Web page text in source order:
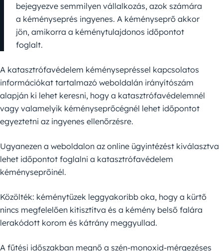
bejegyezve semmilyen vállalkozás, azok számára
a kéményseprés ingyenes. A kéményseprő akkor
jön, amikorra a kéménytulajdonos időpontot
foglalt.
A katasztrófavédelem kéménysepréssel kapcsolatos
információkat tartalmazó weboldalán irányítószám
alapján ki lehet keresni, hogy a katasztrófavédelemnél
vagy valamelyik kéményseprőcégnél lehet időpontot
egyeztetni az ingyenes ellenőrzésre.
Ugyanezen a weboldalon az online ügyintézést kiválasztva
lehet időpontot foglalni a katasztrófavédelem
kéményseprőinél.
Közölték: kéménytüzek leggyakoribb oka, hogy a kürtő
nincs megfelelően kitisztítva és a kémény belső falára
lerakódott korom és kátrány meggyullad.
A fűtési időszakban megnő a szén-monoxid-mérgezéses